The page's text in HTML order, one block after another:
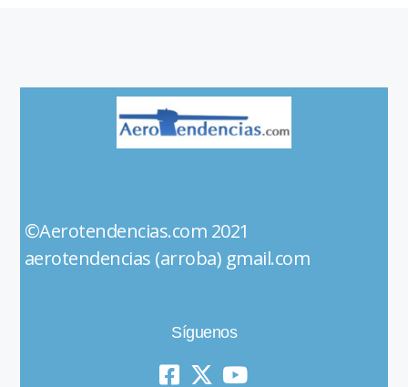
©Aerotendencias.com 2021
aerotendencias (arroba) gmail.com
Síguenos